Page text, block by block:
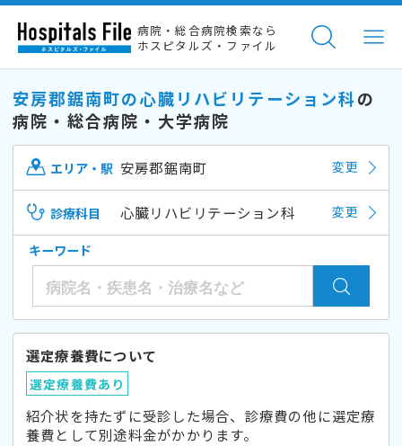
病院・総合病院検索なら
ホスピタルズ・ファイル
安房郡鋸南町の心臓リハビリテーション科の
病院・総合病院・大学病院
エリア・駅 安房郡鋸南町 変更
診療科目 心臓リハビリテーション科 変更
キーワード
選定療養費について
選定療養費あり
紹介状を持たずに受診した場合、診療費の他に選定療
養費として別途料金がかかります。